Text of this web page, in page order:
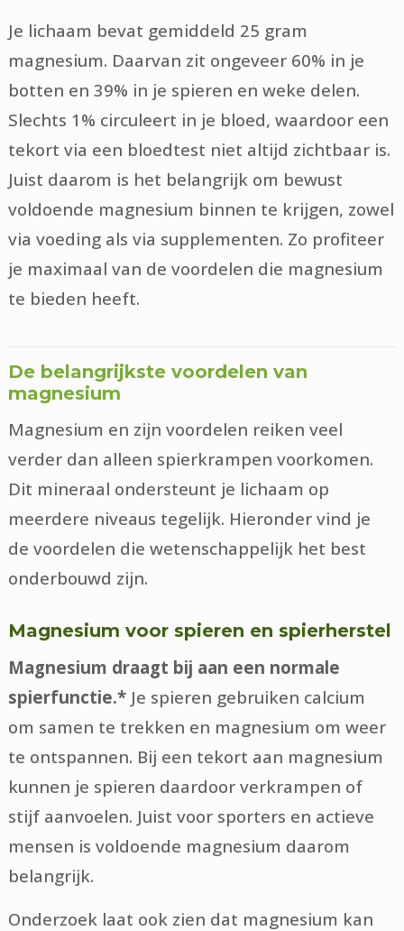
Je lichaam bevat gemiddeld 25 gram
magnesium. Daarvan zit ongeveer 60% in je
botten en 39% in je spieren en weke delen.
Slechts 1% circuleert in je bloed, waardoor een
tekort via een bloedtest niet altijd zichtbaar is.
Juist daarom is het belangrijk om bewust
voldoende magnesium binnen te krijgen, zowel
via voeding als via supplementen. Zo profiteer
je maximaal van de voordelen die magnesium
te bieden heeft.
De belangrijkste voordelen van
magnesium
Magnesium en zijn voordelen reiken veel
verder dan alleen spierkrampen voorkomen.
Dit mineraal ondersteunt je lichaam op
meerdere niveaus tegelijk. Hieronder vind je
de voordelen die wetenschappelijk het best
onderbouwd zijn.
Magnesium voor spieren en spierherstel
Magnesium draagt bij aan een normale
spierfunctie.* Je spieren gebruiken calcium
om samen te trekken en magnesium om weer
te ontspannen. Bij een tekort aan magnesium
kunnen je spieren daardoor verkrampen of
stijf aanvoelen. Juist voor sporters en actieve
mensen is voldoende magnesium daarom
belangrijk.
Onderzoek laat ook zien dat magnesium kan